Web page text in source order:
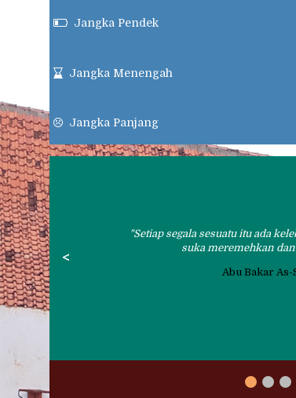
 Jangka Pendek
 Jangka Menengah
 Jangka Panjang
Setiap segala sesuatu itu ada
suka meremehkan
Abu Bakar As-
<